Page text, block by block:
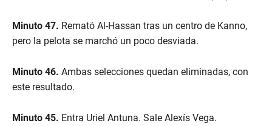
Minuto 47. Remató Al-Hassan tras un centro de Kanno,
pero la pelota se marchó un poco desviada.
Minuto 46. Ambas selecciones quedan eliminadas, con
este resultado.
Minuto 45. Entra Uriel Antuna. Sale Alexís Vega.